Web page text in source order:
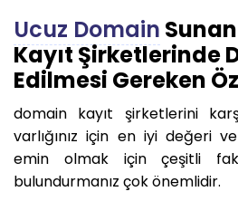
Ucuz Domain
Kayıt Şirketlerinde
Edilmesi Gereken
domain kayıt şirketlerini
varlığınız için en iyi değeri
emin olmak için çeşitli
bulundurmanız çok önemlidir.